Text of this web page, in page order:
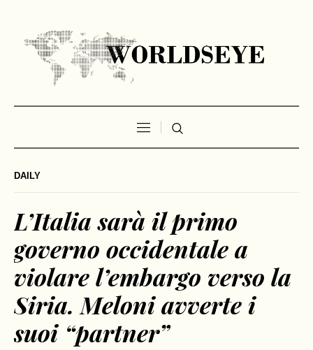
DAILY
L’Italia sarà il primo
governo occidentale a
violare l’embargo verso la
Siria. Meloni avverte i
suoi “partner”